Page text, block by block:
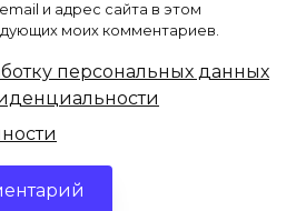
и адрес сайта в этом
моих комментариев.
персональных данных